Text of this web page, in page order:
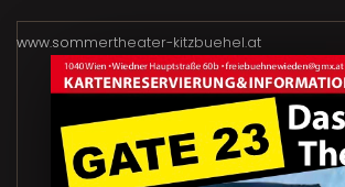
www.sommertheater-kitzbuehel.at